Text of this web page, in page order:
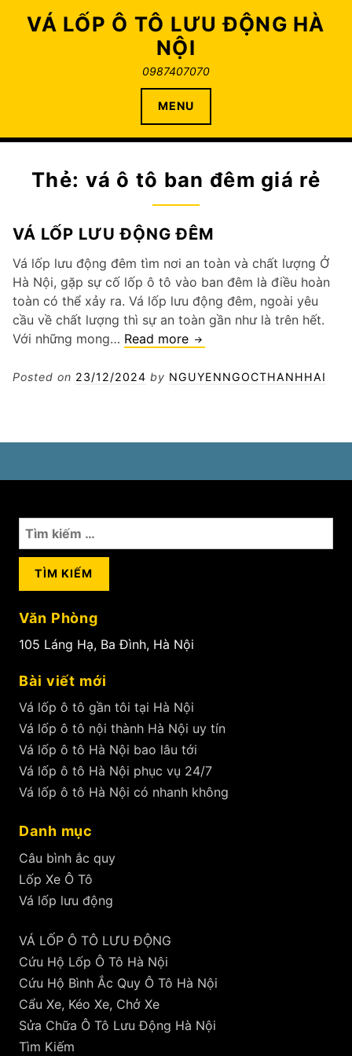
VÁ LỐP Ô TÔ LƯU ĐỘNG HÀ
NỘI
0987407070
MENU
Thẻ: vá ô tô ban đêm giá rẻ
VÁ LỐP LƯU ĐỘNG ĐÊM
Vá lốp lưu động đêm tìm nơi an toàn và chất lượng Ở
Hà Nội, gặp sự cố lốp ô tô vào ban đêm là điều hoàn
toàn có thể xảy ra. Vá lốp lưu động đêm, ngoài yêu
cầu về chất lượng thì sự an toàn gần như là trên hết.
Với những mong… Read more vá
lưu
Posted on 23/12/2024 by NGUYENNGOCTHANHHAI
Tìm
kiếm
cho:
Văn Phòng
105 Láng Hạ, Ba Đình, Hà Nội
Bài viết mới
Vá lốp ô tô gần tôi tại Hà Nội
Vá lốp ô tô nội thành Hà Nội uy tín
Vá lốp ô tô Hà Nội bao lâu tới
Vá lốp ô tô Hà Nội phục vụ 24/7
Vá lốp ô tô Hà Nội có nhanh không
Danh mục
Câu bình ắc quy
Lốp Xe Ô Tô
Vá lốp lưu động
VÁ LỐP Ô TÔ LƯU ĐỘNG
Cứu Hộ Lốp Ô Tô Hà Nội
Cứu Hộ Bình Ắc Quy Ô Tô Hà Nội
Cẩu Xe, Kéo Xe, Chở Xe
Sửa Chữa Ô Tô Lưu Động Hà Nội
Tìm Kiếm